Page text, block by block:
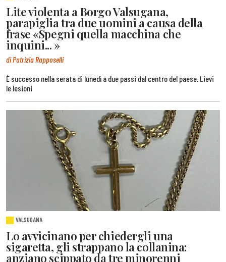
Lite violenta a Borgo Valsugana,
parapiglia tra due uomini a causa della
frase «Spegni quella macchina che
inquini... »
di Patrizia Rapposelli
È successo nella serata di lunedì a due passi dal centro del paese. Lievi
le lesioni
VALSUGANA
Lo avvicinano per chiedergli una
sigaretta, gli strappano la collanina:
anziano scippato da tre minorenni